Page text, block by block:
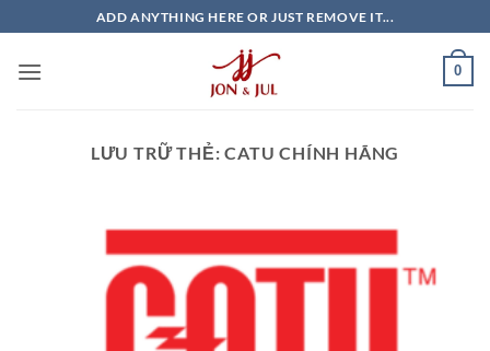
qua
nội
ADD ANYTHING HERE OR JUST REMOVE IT...
0
LƯU TRỮ THẺ:CATU CHÍNH HÃNG